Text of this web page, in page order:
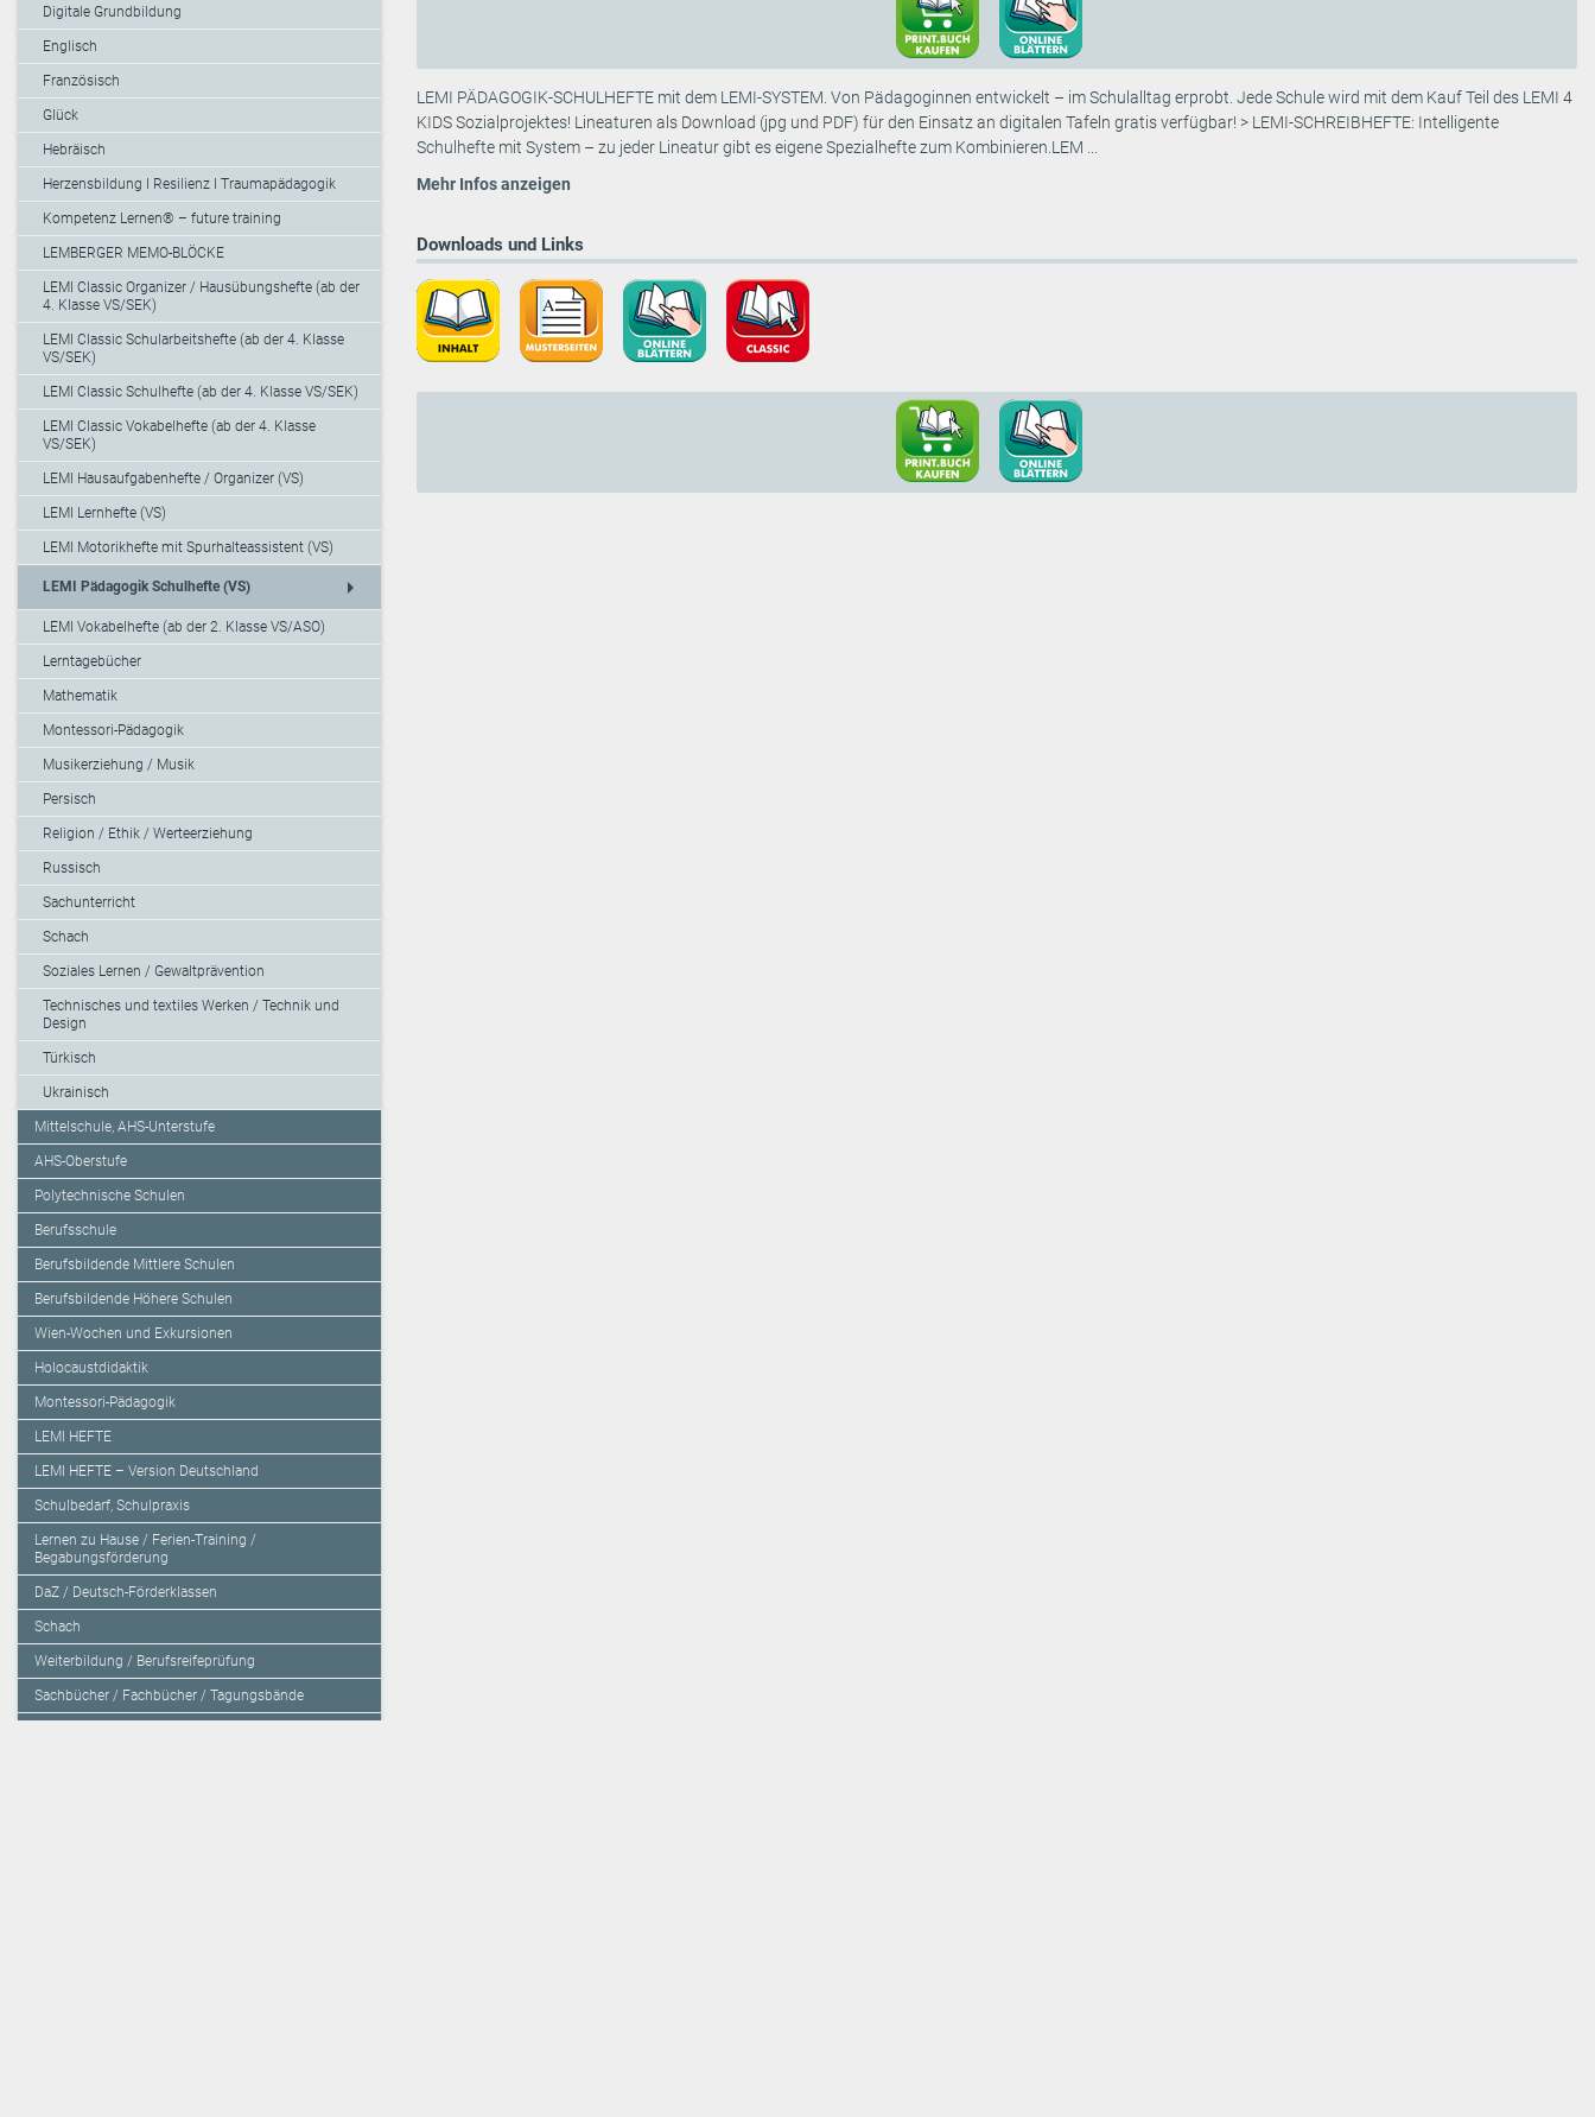
Digitale Grundbildung
Englisch
Französisch
Glück
Hebräisch
Herzensbildung I Resilienz I Traumapädagogik
Kompetenz Lernen® – future training
LEMBERGER MEMO-BLÖCKE
LEMI Classic Organizer / Hausübungshefte (ab der
4. Klasse VS/SEK)
LEMI Classic Schularbeitshefte (ab der 4. Klasse
VS/SEK)
LEMI Classic Schulhefte (ab der 4. Klasse VS/SEK)
LEMI Classic Vokabelhefte (ab der 4. Klasse
VS/SEK)
LEMI Hausaufgabenhefte / Organizer (VS)
LEMI Lernhefte (VS)
LEMI Motorikhefte mit Spurhalteassistent (VS)
LEMI Pädagogik Schulhefte (VS) arrow_right
LEMI Vokabelhefte (ab der 2. Klasse VS/ASO)
Lerntagebücher
Mathematik
Montessori-Pädagogik
Musikerziehung / Musik
Persisch
Religion / Ethik / Werteerziehung
Russisch
Sachunterricht
Schach
Soziales Lernen / Gewaltprävention
Technisches und textiles Werken / Technik und
Design
Türkisch
Ukrainisch
Mittelschule, AHS-Unterstufe
AHS-Oberstufe
Polytechnische Schulen
Berufsschule
Berufsbildende Mittlere Schulen
Berufsbildende Höhere Schulen
Wien-Wochen und Exkursionen
Holocaustdidaktik
Montessori-Pädagogik
LEMI HEFTE
LEMI HEFTE – Version Deutschland
Schulbedarf, Schulpraxis
Lernen zu Hause / Ferien-Training /
Begabungsförderung
DaZ / Deutsch-Förderklassen
Schach
Weiterbildung / Berufsreifeprüfung
Sachbücher / Fachbücher / Tagungsbände
LEMI PÄDAGOGIK-SCHULHEFTE mit dem LEMI-SYSTEM. Von Pädagoginnen entwickelt – im Schulalltag erprobt. Jede Schule wird mit dem Kauf Teil des LEMI 4
KIDS Sozialprojektes! Lineaturen als Download (jpg und PDF) für den Einsatz an digitalen Tafeln gratis verfügbar! > LEMI-SCHREIBHEFTE: Intelligente
Schulhefte mit System – zu jeder Lineatur gibt es eigene Spezialhefte zum Kombinieren.LEM ...
Mehr Infos anzeigen
Downloads und Links